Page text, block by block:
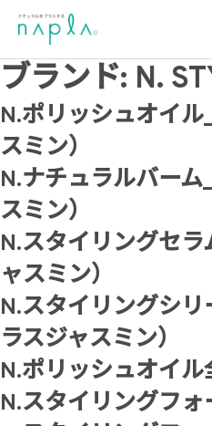
Skip
to
content
ブランド: N.
N.ポリッシュオイル
スミン）
N.ナチュラルバーム
スミン）
N.スタイリングセ
ャスミン）
N.スタイリングシ
ラスジャスミン）
N.ポリッシュオイル
N.スタイリングフォ